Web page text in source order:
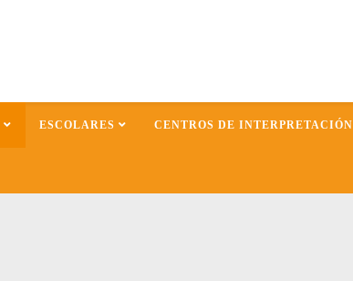
ESCOLARES CENTROS DE INTERPRETACIÓN